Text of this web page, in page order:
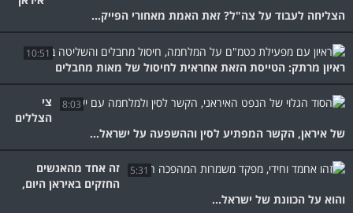
הצליחה לעבוד על צה"ל? זאת האמת מאחורי הפייק...
10:51
ראיון מרתק: הטייסת הזאת אחראית לחיסול של מאות מחבלים
8:03
צי
הצללים
של איראן, הקשר המפתיע לסין וההשפעה על ישראל...
5:31
זה אחד מהאנשים
החזקים באיראן היום,
והוא על הכוונת של ישראל...